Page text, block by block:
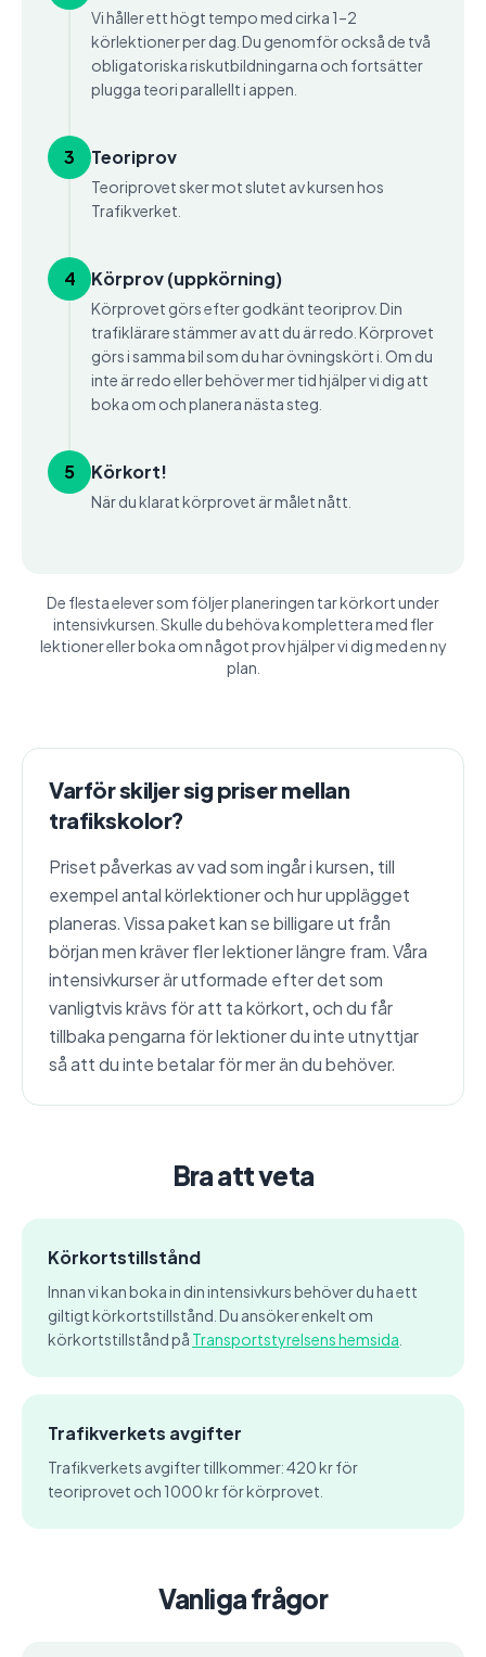
Vi håller ett högt tempo med cirka 1–2
körlektioner per dag. Du genomför också de två
obligatoriska riskutbildningarna och fortsätter
plugga teori parallellt i appen.
3 Teoriprov
Teoriprovet sker mot slutet av kursen hos
Trafikverket.
4 Körprov (uppkörning)
Körprovet görs efter godkänt teoriprov. Din
trafiklärare stämmer av att du är redo. Körprovet
görs i samma bil som du har övningskört i. Om du
inte är redo eller behöver mer tid hjälper vi dig att
boka om och planera nästa steg.
5 Körkort!
När du klarat körprovet är målet nått.
De flesta elever som följer planeringen tar körkort under
intensivkursen. Skulle du behöva komplettera med fler
lektioner eller boka om något prov hjälper vi dig med en ny
plan.
Varför skiljer sig priser mellan
trafikskolor?
Priset påverkas av vad som ingår i kursen, till
exempel antal körlektioner och hur upplägget
planeras. Vissa paket kan se billigare ut från
början men kräver fler lektioner längre fram. Våra
intensivkurser är utformade efter det som
vanligtvis krävs för att ta körkort, och du får
tillbaka pengarna för lektioner du inte utnyttjar
så att du inte betalar för mer än du behöver.
Bra att veta
Körkortstillstånd
Innan vi kan boka in din intensivkurs behöver du ha ett
giltigt körkortstillstånd. Du ansöker enkelt om
körkortstillstånd på Transportstyrelsens hemsida
Trafikverkets avgifter
Trafikverkets avgifter tillkommer: 420 kr för
teoriprovet och 1000 kr för körprovet.
Vanliga frågor